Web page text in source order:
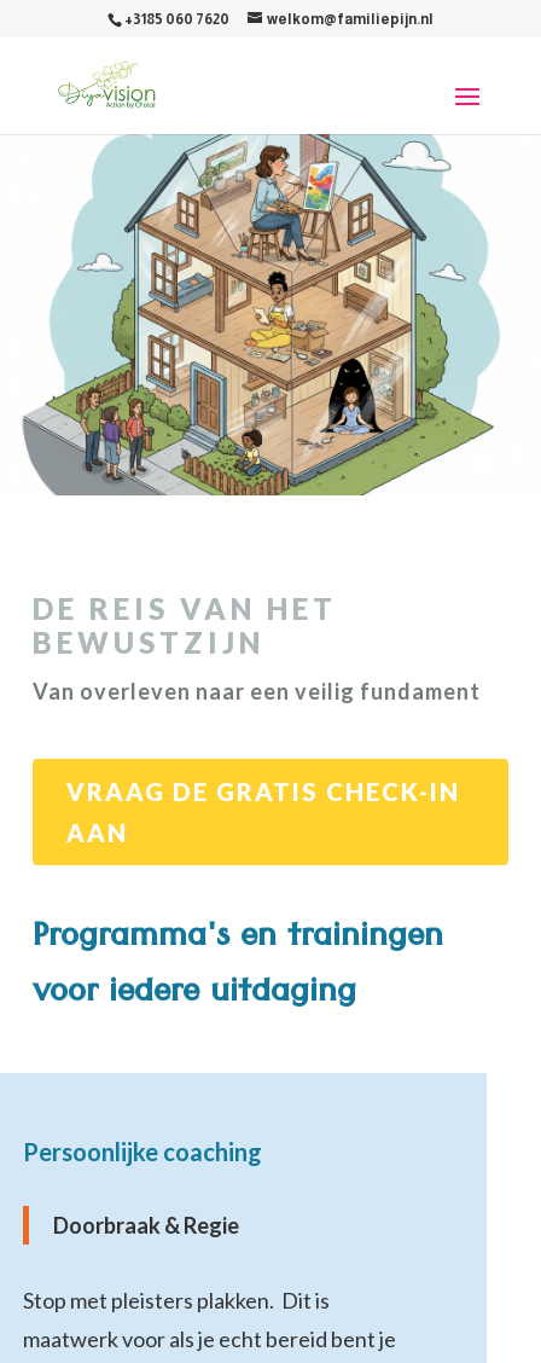
+3185 060 7620 welkom@familiepijn.nl
DE REIS VAN HET
BEWUSTZIJN
Van overleven naar een veilig fundament
VRAAG DE GRATIS CHECK-IN
AAN
Programma's en trainingen
voor iedere uitdaging
Persoonlijke coaching
Doorbraak & Regie
Stop met pleisters plakken. Dit is
maatwerk voor als je echt bereid bent je